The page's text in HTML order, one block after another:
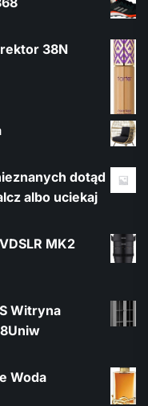
38N
dotąd
albo uciekaj
MK2
Witryna
Woda